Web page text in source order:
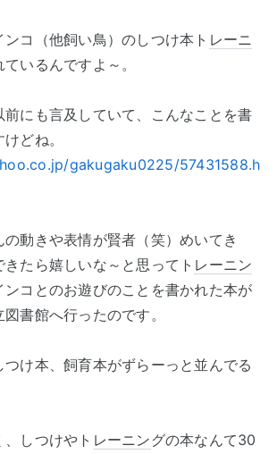
コ（他飼い鳥）のしつけ本ト レーニ
いるんですよ～。
前にも言及していて、こんなことを書
どね。
gakugaku0225/57431588.h
動きや表情が賢者（笑）めいてき
たら嬉しいな～と思ってト レーニン
ンコとのお遊びのことを書かれた本が
書館へ行ったのです。
け本、飼育本がずらーっと並んでる
しつけやト レーニングの本なんて30